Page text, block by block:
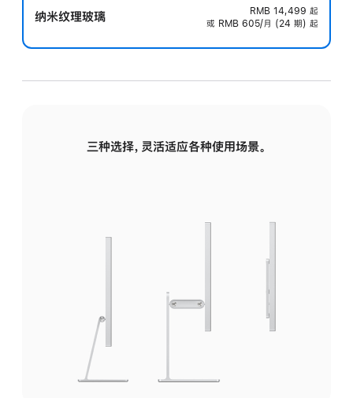
纳米纹理玻璃 RMB 14,499 起
或 RMB 605/月 (24 期) 起
三种选择，灵活适应各种使用场景。